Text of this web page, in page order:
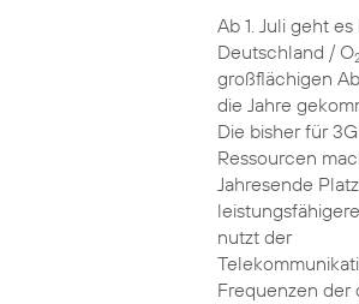
Ab 1. Juli geht
Deutschland / O
großflächigen
die Jahre
Die bisher für
Ressourcen
Jahresende
nutzt der
Frequenzen der